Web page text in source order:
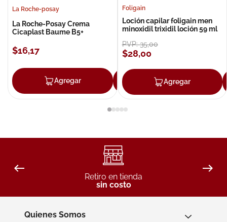
La Roche-posay
La Roche-Posay Crema
Cicaplast Baume B5+
$16,17
Agregar Agregar
Foligain
Loción capilar foligain men
minoxidil trixidil loción 59 ml
PVP:35,00
$28,00
Agregar
Retiro en tienda
sin costo
Quienes Somos